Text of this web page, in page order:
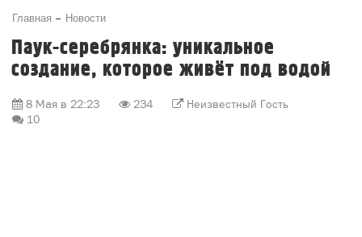
Главная Новости
Паук-серебрянка: уникальное
создание, которое живёт под водой
8 Мая в 22:23 234
Неизвестный Гость
10